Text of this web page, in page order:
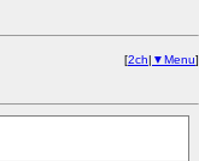
[2ch| ▼Menu]